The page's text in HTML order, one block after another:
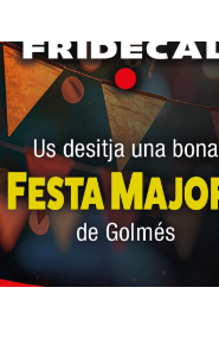
Renovació del
de
Cal Menut